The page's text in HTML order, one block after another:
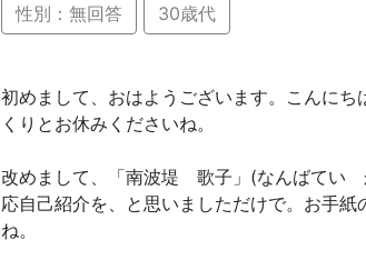
性別：無回答 30歳代
初めまして、おはようございます。こんに
くりとお休みくださいね。
改めまして、「南波堤 歌子」(なんばてい
応自己紹介を、と思いましただけで。お手
ね。